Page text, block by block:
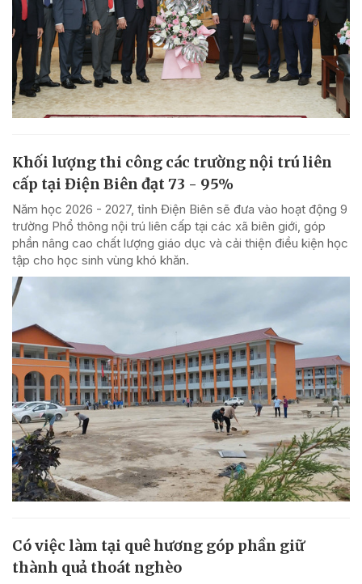
Khối lượng thi công các trường nội trú liên
cấp tại Điện Biên đạt 73 - 95%
Năm học 2026 - 2027, tỉnh Điện Biên sẽ đưa vào hoạt động 9
trường Phổ thông nội trú liên cấp tại các xã biên giới, góp
phần nâng cao chất lượng giáo dục và cải thiện điều kiện học
tập cho học sinh vùng khó khăn.
Có việc làm tại quê hương góp phần giữ
thành quả thoát nghèo